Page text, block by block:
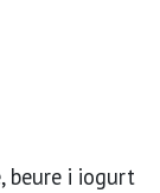
beure i iogurt